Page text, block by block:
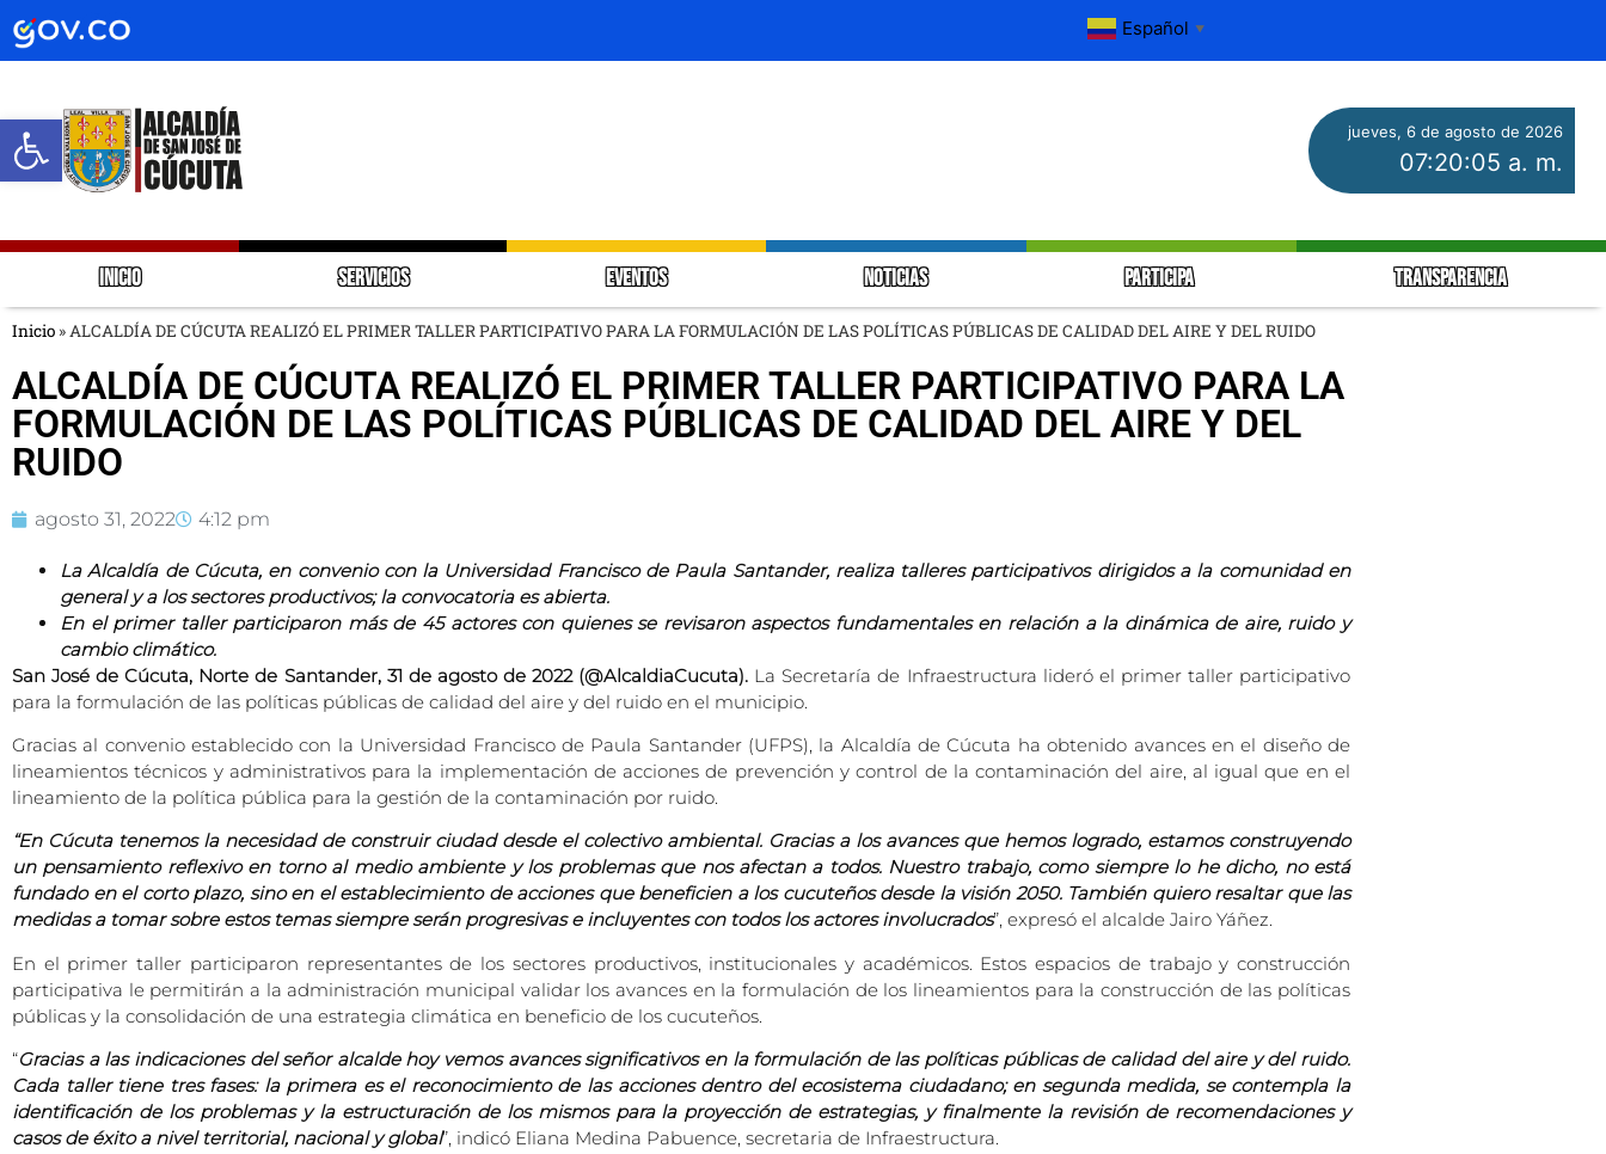
Abrir barra de herramientas
Español ▼
jueves, 6 de agosto de 2026
07:20:06 a. m.
INICIO SERVICIOS EVENTOS NOTICIAS PARTICIPA TRANSPARENCIA
Inicio » ALCALDÍA DE CÚCUTA REALIZÓ EL PRIMER TALLER PARTICIPATIVO PARA LA FORMULACIÓN DE LAS POLÍTICAS PÚBLICAS DE CALIDAD DEL AIRE Y DEL RUIDO
ALCALDÍA DE CÚCUTA REALIZÓ EL PRIMER TALLER PARTICIPATIVO PARA LA
FORMULACIÓN DE LAS POLÍTICAS PÚBLICAS DE CALIDAD DEL AIRE Y DEL
RUIDO
agosto 31, 2022 4:12 pm
La Alcaldía de Cúcuta, en convenio con la Universidad Francisco de Paula Santander, realiza talleres participativos dirigidos a la comunidad en
general y a los sectores productivos; la convocatoria es abierta.
En el primer taller participaron más de 45 actores con quienes se revisaron aspectos fundamentales en relación a la dinámica de aire, ruido y
cambio climático.
San José de Cúcuta, Norte de Santander, 31 de agosto de 2022 (@AlcaldiaCucuta). La Secretaría de Infraestructura lideró el primer taller participativo
para la formulación de las políticas públicas de calidad del aire y del ruido en el municipio.
Gracias al convenio establecido con la Universidad Francisco de Paula Santander (UFPS), la Alcaldía de Cúcuta ha obtenido avances en el diseño de
lineamientos técnicos y administrativos para la implementación de acciones de prevención y control de la contaminación del aire, al igual que en el
lineamiento de la política pública para la gestión de la contaminación por ruido.
“En Cúcuta tenemos la necesidad de construir ciudad desde el colectivo ambiental. Gracias a los avances que hemos logrado, estamos construyendo
un pensamiento reflexivo en torno al medio ambiente y los problemas que nos afectan a todos. Nuestro trabajo, como siempre lo he dicho, no está
fundado en el corto plazo, sino en el establecimiento de acciones que beneficien a los cucuteños desde la visión 2050. También quiero resaltar que las
medidas a tomar sobre estos temas siempre serán progresivas e incluyentes con todos los actores involucrados”, expresó el alcalde Jairo Yáñez.
En el primer taller participaron representantes de los sectores productivos, institucionales y académicos. Estos espacios de trabajo y construcción
participativa le permitirán a la administración municipal validar los avances en la formulación de los lineamientos para la construcción de las políticas
públicas y la consolidación de una estrategia climática en beneficio de los cucuteños.
“Gracias a las indicaciones del señor alcalde hoy vemos avances significativos en la formulación de las políticas públicas de calidad del aire y del ruido.
Cada taller tiene tres fases: la primera es el reconocimiento de las acciones dentro del ecosistema ciudadano; en segunda medida, se contempla la
identificación de los problemas y la estructuración de los mismos para la proyección de estrategias, y finalmente la revisión de recomendaciones y
casos de éxito a nivel territorial, nacional y global”, indicó Eliana Medina Pabuence, secretaria de Infraestructura.